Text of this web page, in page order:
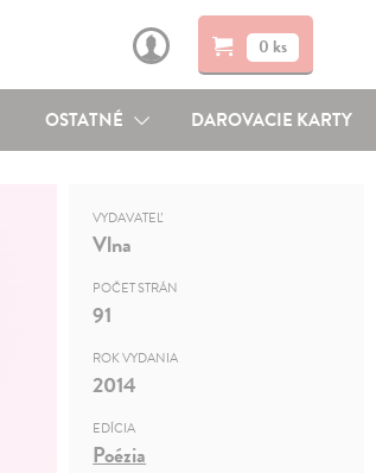
0 ks
OSTATNÉ DAROVACIE KARTY
VYDAVATEĽ
Vlna
POČET STRÁN
91
ROK VYDANIA
2014
EDÍCIA
Poézia